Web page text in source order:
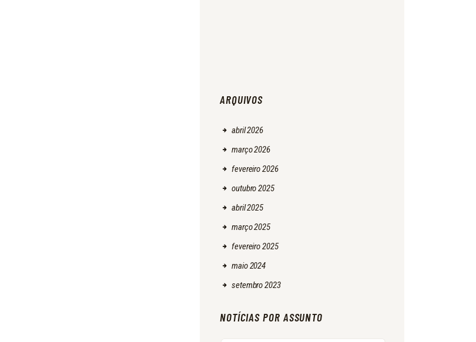
ARQUIVOS
abril2026
março2026
fevereiro2026
outubro2025
abril2025
março2025
fevereiro2025
maio2024
setembro2023
NOTÍCIAS POR ASSUNTO